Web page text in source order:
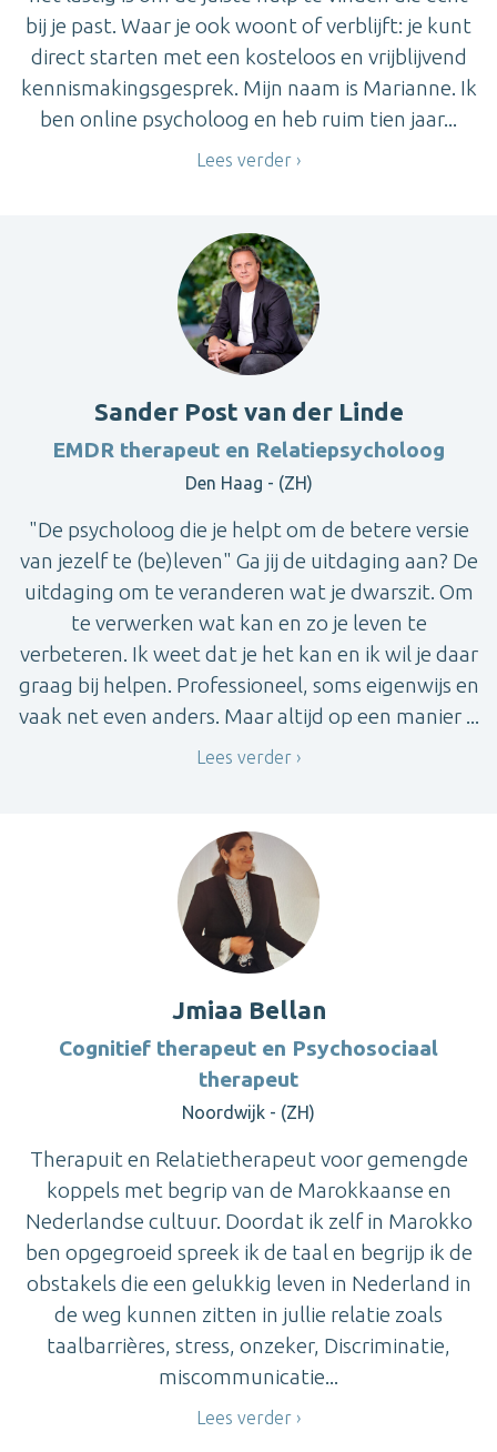
bij je past. Waar je ook woont of verblijft: je kunt
direct starten met een kosteloos en vrijblijvend
kennismakingsgesprek. Mijn naam is Marianne. Ik
ben online psycholoog en heb ruim tien jaar...
Lees verder
Sander Post van der Linde
EMDR therapeut en Relatiepsycholoog
Den Haag - (ZH)
"De psycholoog die je helpt om de betere versie
van jezelf te (be)leven" Ga jij de uitdaging aan? De
uitdaging om te veranderen wat je dwarszit. Om
te verwerken wat kan en zo je leven te
verbeteren. Ik weet dat je het kan en ik wil je daar
graag bij helpen. Professioneel, soms eigenwijs en
vaak net even anders. Maar altijd op een manier ...
Lees verder
Jmiaa Bellan
Cognitief therapeut en Psychosociaal
therapeut
Noordwijk - (ZH)
Therapuit en Relatietherapeut voor gemengde
koppels met begrip van de Marokkaanse en
Nederlandse cultuur. Doordat ik zelf in Marokko
ben opgegroeid spreek ik de taal en begrijp ik de
obstakels die een gelukkig leven in Nederland in
de weg kunnen zitten in jullie relatie zoals
taalbarrières, stress, onzeker, Discriminatie,
miscommunicatie...
Lees verder